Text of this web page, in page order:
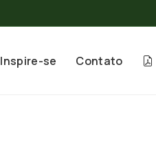
Inspire-se Contato